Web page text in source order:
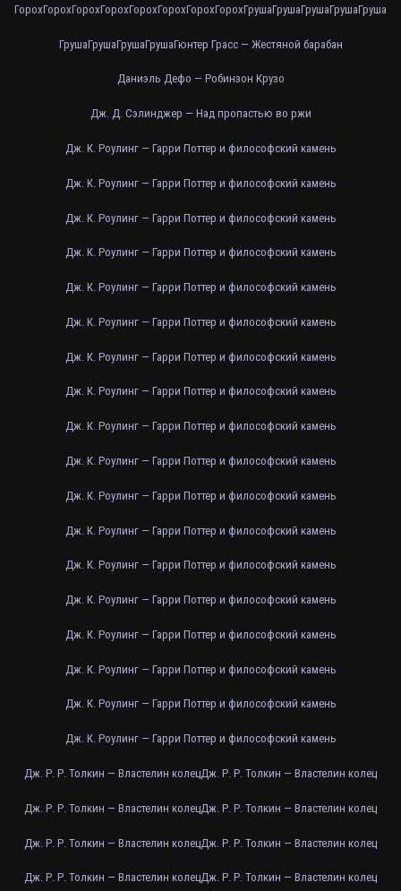
ГорохГорохГорохГорохГорохГорохГорохГорохГрушаГрушаГрушаГрушаГруша
ГрушаГрушаГрушаГрушаГюнтер Грасс — Жестяной барабан
Даниэль Дефо — Робинзон Крузо
Дж. Д. Сэлинджер — Над пропастью во ржи
Дж. К. Роулинг — Гарри Поттер и философский камень
Дж. К. Роулинг — Гарри Поттер и философский камень
Дж. К. Роулинг — Гарри Поттер и философский камень
Дж. К. Роулинг — Гарри Поттер и философский камень
Дж. К. Роулинг — Гарри Поттер и философский камень
Дж. К. Роулинг — Гарри Поттер и философский камень
Дж. К. Роулинг — Гарри Поттер и философский камень
Дж. К. Роулинг — Гарри Поттер и философский камень
Дж. К. Роулинг — Гарри Поттер и философский камень
Дж. К. Роулинг — Гарри Поттер и философский камень
Дж. К. Роулинг — Гарри Поттер и философский камень
Дж. К. Роулинг — Гарри Поттер и философский камень
Дж. К. Роулинг — Гарри Поттер и философский камень
Дж. К. Роулинг — Гарри Поттер и философский камень
Дж. К. Роулинг — Гарри Поттер и философский камень
Дж. К. Роулинг — Гарри Поттер и философский камень
Дж. К. Роулинг — Гарри Поттер и философский камень
Дж. К. Роулинг — Гарри Поттер и философский камень
Дж. Р. Р. Толкин — Властелин колецДж. Р. Р. Толкин — Властелин колец
Дж. Р. Р. Толкин — Властелин колецДж. Р. Р. Толкин — Властелин колец
Дж. Р. Р. Толкин — Властелин колецДж. Р. Р. Толкин — Властелин колец
Дж. Р. Р. Толкин — Властелин колецДж. Р. Р. Толкин — Властелин колец